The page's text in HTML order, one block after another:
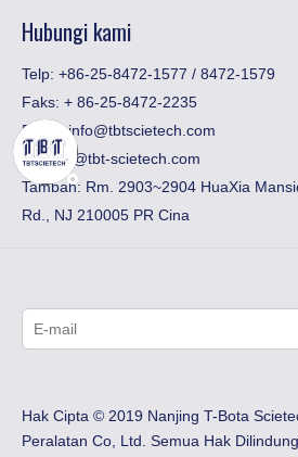
Hubungi kami
Telp: +86-25-8472-1577 / 8472-1579
Faks: ​+ 86-25-8472-2235
Email:info@tbtscietech.com
toni_gu@tbt-scietech.com
Tambah: Rm. 2903~2904 HuaXia
Rd., NJ 210005 PR Cina
Hak Cipta © 2019 Nanjing T-Bota
Peralatan Co, Ltd. Semua Hak